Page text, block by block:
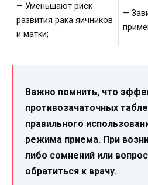
— Уменьшают риск
развития рака яичников
и матки;
—
Важно помнить, что
противозачаточных
правильного
режима приема. При
либо сомнений или
обратиться к врачу.